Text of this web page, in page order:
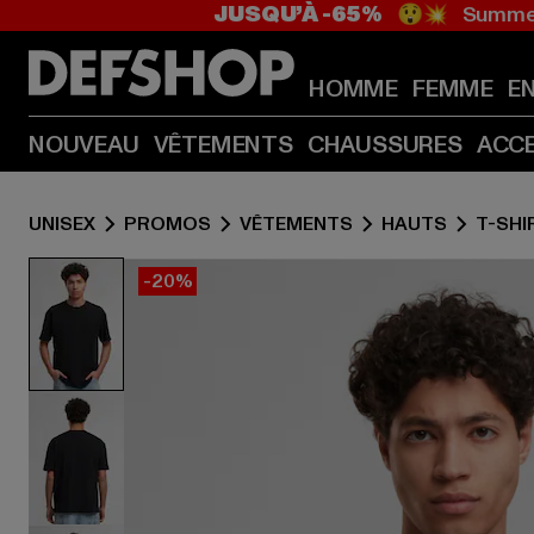
JUSQU’À -65% 😲💥
HOMME FEMME
NOUVEAU VÊTEMENTS CHAUSSURES
UNISEX PROMOS VÊTEMENTS HAUTS T-
-20%